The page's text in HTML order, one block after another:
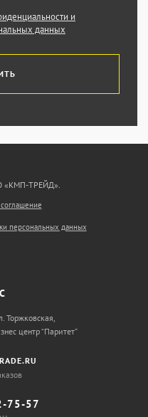
и
данных
«КМП-ТРЕЙД».
персональных данных
Торжковская,
центр “Паритет”
75-57